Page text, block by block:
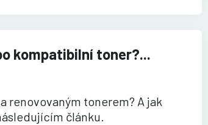
kompatibilní toner?...
renovovaným tonerem? A jak
článku.